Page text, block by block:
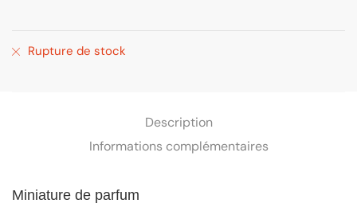
Rupture de stock
Description
Informations complémentaires
Miniature de parfum